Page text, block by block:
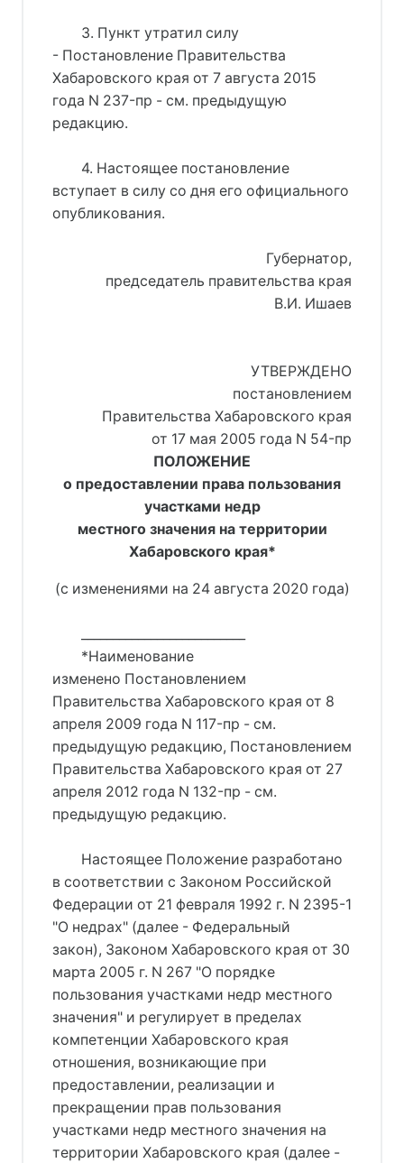
3. Пункт утратил силу
- Постановление Правительства
Хабаровского края от 7 августа 2015
года N 237-пр - см. предыдущую
редакцию.
4. Настоящее постановление
вступает в силу со дня его официального
опубликования.
Губернатор,
председатель правительства края
В.И. Ишаев
УТВЕРЖДЕНО
постановлением
Правительства Хабаровского края
от 17 мая 2005 года N 54-пр
ПОЛОЖЕНИЕ
о предоставлении права пользования
участками недр
местного значения на территории
Хабаровского края*
(с изменениями на 24 августа 2020 года)
*Наименование
изменено Постановлением
Правительства Хабаровского края от 8
апреля 2009 года N 117-пр - см.
предыдущую редакцию, Постановлением
Правительства Хабаровского края от 27
апреля 2012 года N 132-пр - см.
предыдущую редакцию.
Настоящее Положение разработано
в соответствии с Законом Российской
Федерации от 21 февраля 1992 г. N 2395-1
"О недрах" (далее - Федеральный
закон), Законом Хабаровского края от 30
марта 2005 г. N 267 "О порядке
пользования участками недр местного
значения" и регулирует в пределах
компетенции Хабаровского края
отношения, возникающие при
предоставлении, реализации и
прекращении прав пользования
участками недр местного значения на
территории Хабаровского края (далее -